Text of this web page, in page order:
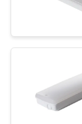
FABRIK-